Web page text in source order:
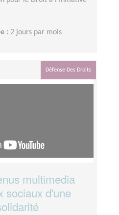
: 2 jours par mois
Défense Des Droits
multimedia
sociaux d'une